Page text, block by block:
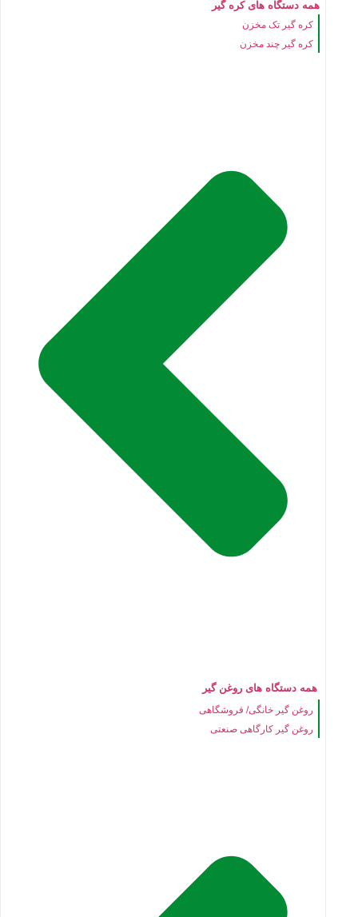
همه دستگاه های کره گیر
کره گیر تک مخزن
کره گیر چند مخزن
همه دستگاه های روغن گیر
روغن گیر خانگی/ فروشگاهی
روغن گیر کارگاهی صنعتی